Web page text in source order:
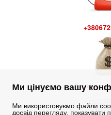
Ми цінуємо вашу
Ми використовуємо файли
досвід перегляду, показувати
Терміни